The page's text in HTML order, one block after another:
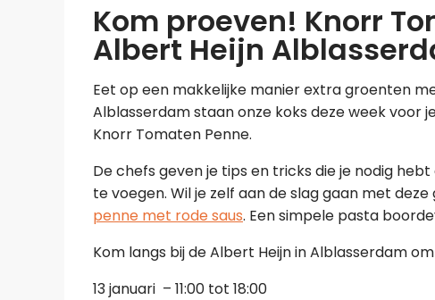
Kom proeven! Knorr
Albert Heijn
Eet op een makkelijke manier extra groenten
Alblasserdam staan onze koks deze week
Knorr Tomaten Penne.
De chefs geven je tips en tricks die je nodig
te voegen. Wil je zelf aan de slag gaan met
penne met rode saus. Een simpele pasta
Kom langs bij de Albert Heijn in Alblasserdam
13 januari – 11:00 tot 18:00